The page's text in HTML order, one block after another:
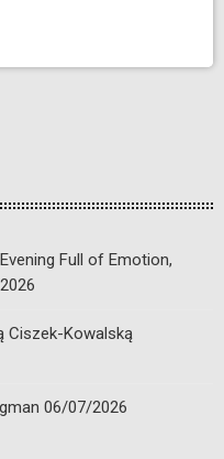
Full of Emotion,
Ciszek-Kowalską
06/07/2026